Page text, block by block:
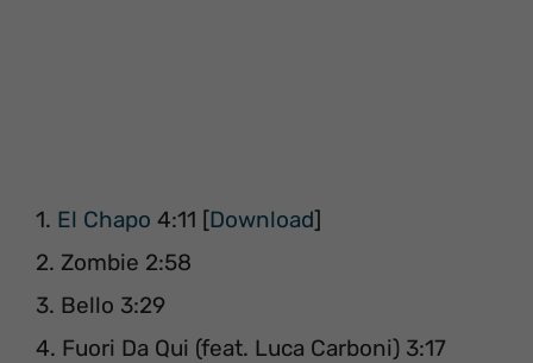
1. El Chapo 4:11 [Download]
2. Zombie 2:58
3. Bello 3:29
4. Fuori Da Qui (feat. Luca Carboni) 3:17